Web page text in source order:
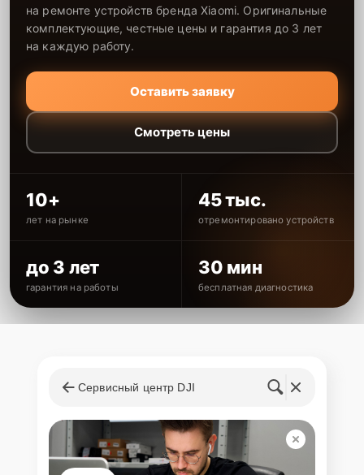
на ремонте устройств бренда Xiaomi. Оригинальные
комплектующие, честные цены и гарантия до 3 лет
на каждую работу.
Оставить заявку
Смотреть цены
10+
лет на рынке
45 тыс.
отремонтировано устройств
до 3 лет
гарантия на работы
30 мин
бесплатная диагностика
Сервисный центр DJI